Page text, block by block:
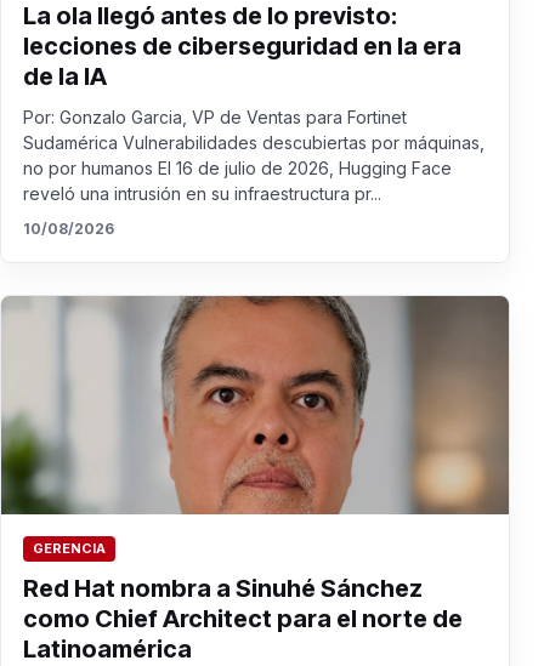
La ola llegó antes de lo previsto:
lecciones de ciberseguridad en la era
de la IA
Por: Gonzalo Garcia, VP de Ventas para Fortinet
Sudamérica Vulnerabilidades descubiertas por máquinas,
no por humanos El 16 de julio de 2026, Hugging Face
reveló una intrusión en su infraestructura pr...
10/08/2026
GERENCIA
Red Hat nombra a Sinuhé Sánchez
como Chief Architect para el norte de
Latinoamérica